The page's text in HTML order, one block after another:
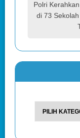
Polri
di 73